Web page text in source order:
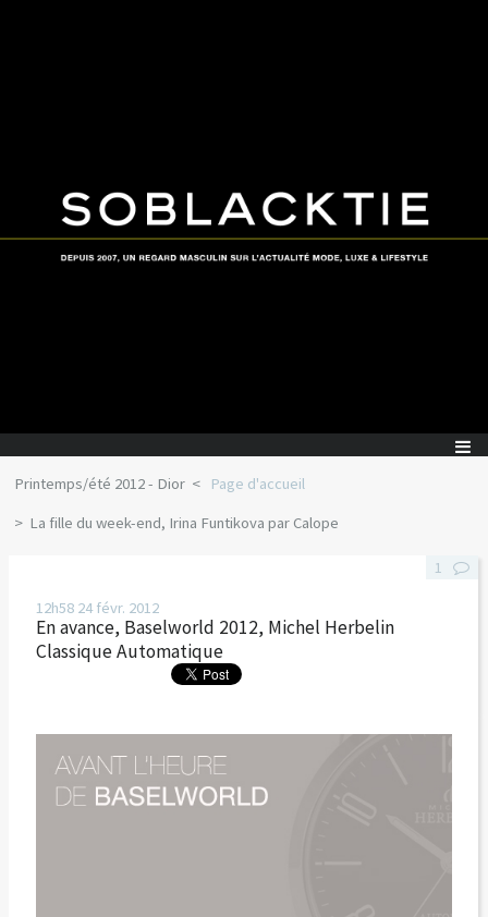
Printemps/été 2012 - Dior
Page d'accueil
La fille du week-end, Irina Funtikova par Calope
12h58 24 févr. 2012
En avance, Baselworld 2012, Michel Herbelin
Classique Automatique
1